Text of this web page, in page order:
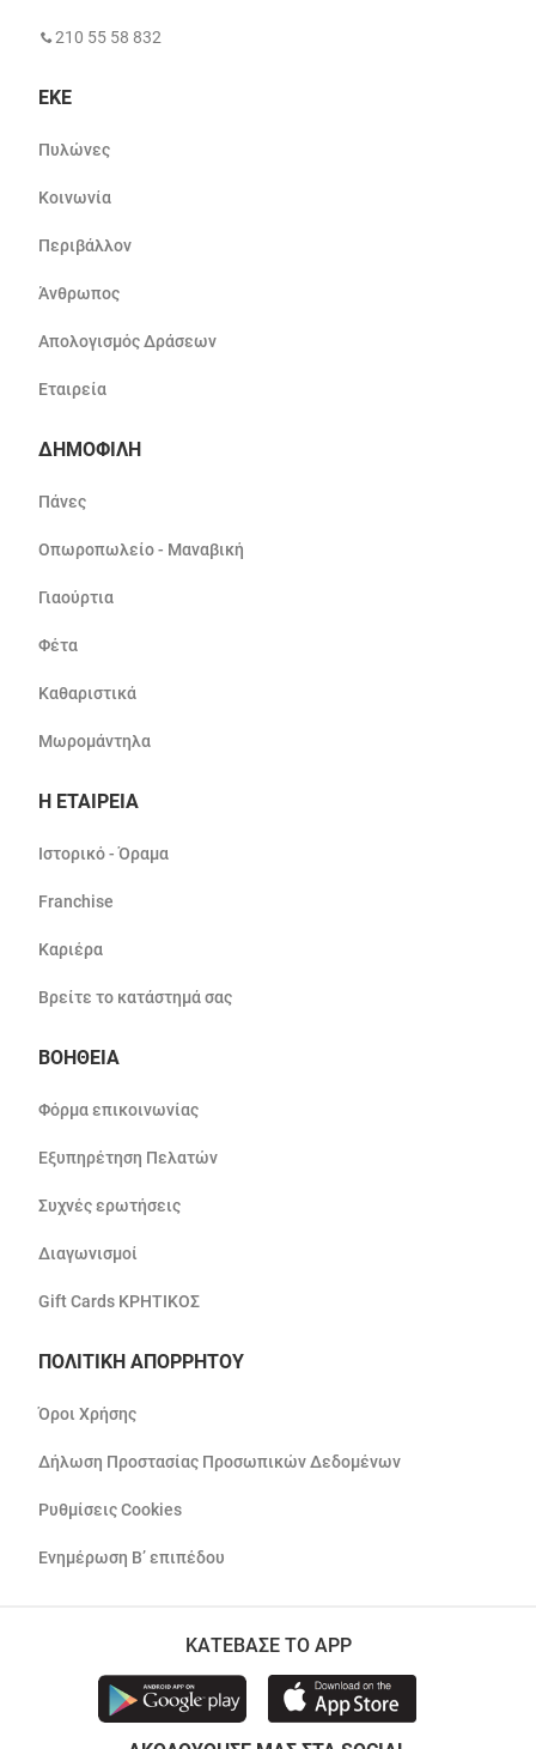
210 55 58 832
ΕΚΕ
Πυλώνες
Κοινωνία
Περιβάλλον
Άνθρωπος
Απολογισμός Δράσεων
Εταιρεία
ΔΗΜΟΦΙΛΗ
Πάνες
Οπωροπωλείο - Μαναβική
Γιαούρτια
Φέτα
Καθαριστικά
Μωρομάντηλα
Η ΕΤΑΙΡΕΙΑ
Ιστορικό - Όραμα
Franchise
Καριέρα
Βρείτε το κατάστημά σας
ΒΟΗΘΕΙΑ
Φόρμα επικοινωνίας
Εξυπηρέτηση Πελατών
Συχνές ερωτήσεις
Διαγωνισμοί
Gift Cards ΚΡΗΤΙΚΟΣ
ΠΟΛΙΤΙΚΗ ΑΠΟΡΡΗΤΟΥ
Όροι Χρήσης
Δήλωση Προστασίας Προσωπικών Δεδομένων
Ρυθμίσεις Cookies
Ενημέρωση Β’ επιπέδου
ΚΑΤΕΒΑΣΕ ΤΟ APP